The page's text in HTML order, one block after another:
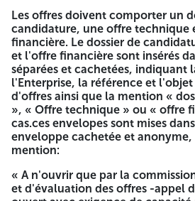
délai de préparation des offres est
à partir de la premières parution du
quotidiens nationaux ou le BOMOP.
offres sont à déposer au bureau
8:00 h à13:30h. Si ce jour coïncide
journe férié légal la durée de
prorogée jusqu'au jour ouvrable
soumissionnaires sont invités à
qui aura lieu le dernier jour de la
offres au siège de la commune de
réunion de la commission). Les
engagées par leurs offres pendant
délai de préparation des offres a
séance d'ouverture des plis. LE
Les offres doivent comporter un
candidature, une offre technique
financière. Le dossier de
et l'offre financière sont insérés
séparées et cachetées, indiquant
l'Enterprise, la référence et
d'offres ainsi que la mention «
», « Offre technique » ou « offre
cas.ces envelopes sont mises
enveloppe cachetée et
mention:
« A n'ouvrir que par la
et d'évaluation des offres -appel